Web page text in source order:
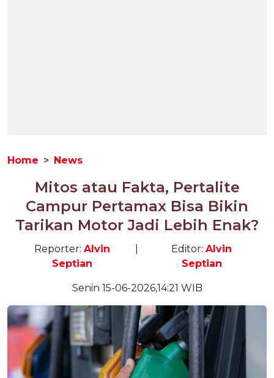
Home News
Mitos atau Fakta, Pertalite
Campur Pertamax Bisa Bikin
Tarikan Motor Jadi Lebih Enak?
Reporter: Alvin
Septian
Editor:Alvin
Septian
Senin 15-06-2026,14:21 WIB